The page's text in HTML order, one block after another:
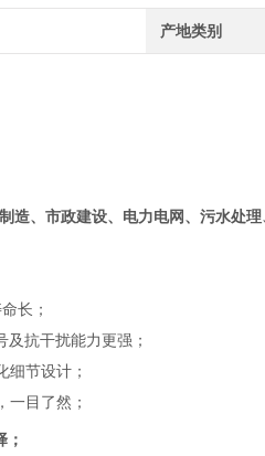
产地类别
造、市政建设、电力电网、污水处
长；
抗干扰能力更强；
节设计；
目了然；